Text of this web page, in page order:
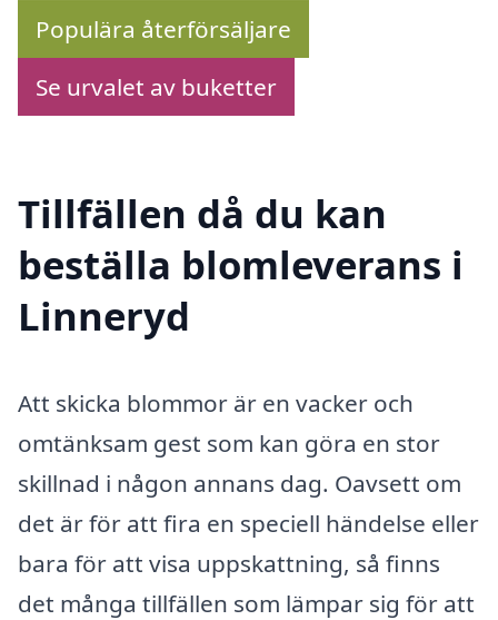
Populära återförsäljare
Se urvalet av buketter
Tillfällen då du kan
beställa blomleverans i
Linneryd
Att skicka blommor är en vacker och
omtänksam gest som kan göra en stor
skillnad i någon annans dag. Oavsett om
det är för att fira en speciell händelse eller
bara för att visa uppskattning, så finns
det många tillfällen som lämpar sig för att